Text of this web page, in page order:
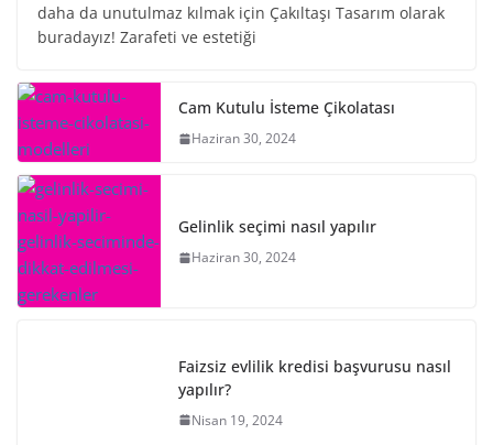
daha da unutulmaz kılmak için Çakıltaşı Tasarım olarak
buradayız! Zarafeti ve estetiği
Cam Kutulu İsteme Çikolatası
Haziran 30, 2024
Gelinlik seçimi nasıl yapılır
Haziran 30, 2024
Faizsiz evlilik kredisi başvurusu nasıl
yapılır?
Nisan 19, 2024